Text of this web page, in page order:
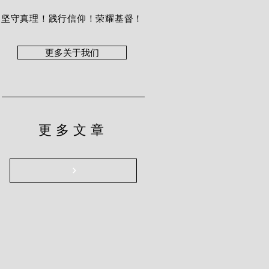
坚守真理！践行信仰！荣耀基督！
更多关于我们
更多文章